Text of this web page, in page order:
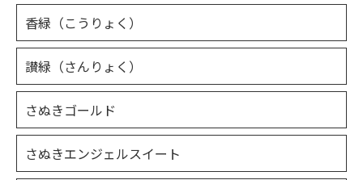
香緑（こうりょく）
讃緑（さんりょく）
さぬきゴールド
さぬきエンジェルスイート